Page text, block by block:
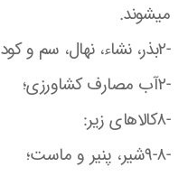
میشوند.
-۲بذر، نشاء، نهال، سم و کود؛
-۲آب مصارف کشاورزی؛
-۸کالا‌های زیر‌:
-۹-۸شیر، پنیر و ماست؛